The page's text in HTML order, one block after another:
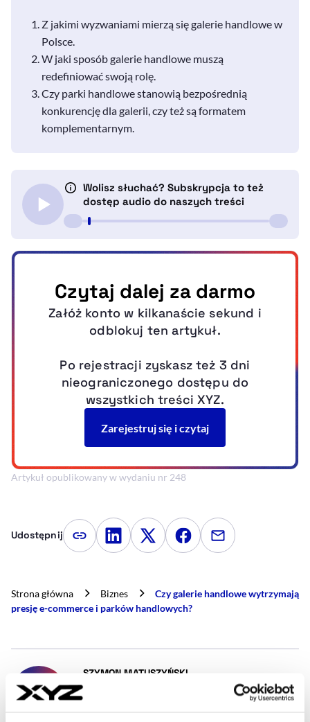
Z jakimi wyzwaniami mierzą się galerie handlowe w
Polsce.
W jaki sposób galerie handlowe muszą
redefiniować swoją rolę.
Czy parki handlowe stanowią bezpośrednią
konkurencję dla galerii, czy też są formatem
komplementarnym.
Artykuł opublikowany w wydaniu nr 248
Udostępnij Kopiuj link artykułu
Udostępnij na LinkedIn
Udostępnij na Twitterze
Udostępnij na
Udostępnij
Strona główna Biznes
Czy galerie handlowe wytrzymają
presję e-commerce i parków handlowych?
SZYMON MATUSZYŃSKI